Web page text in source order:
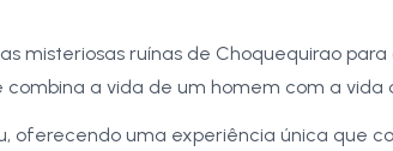
misteriosas ruínas de Choquequirao
a vida de um homem com a vida
oferecendo uma experiência única que